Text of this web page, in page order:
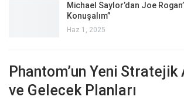
Michael Saylor’dan Joe
Konuşalım”
Haz 1, 2025
Phantom’un Yeni Stratejik
ve Gelecek Planları